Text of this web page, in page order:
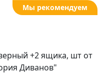
Мы рекомендуем